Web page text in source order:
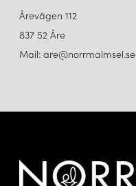
Årevägen 112
837 52 Åre
Mail: are@norrmalmsel.se